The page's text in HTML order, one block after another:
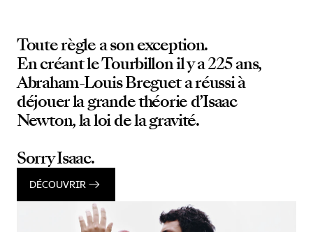
Toute règle a son exception.
En créant le Tourbillon il y a 225 ans,
Abraham-Louis Breguet a réussi à
déjouer la grande théorie d’Isaac
Newton, la loi de la gravité.
Sorry Isaac.
DÉCOUVRIR